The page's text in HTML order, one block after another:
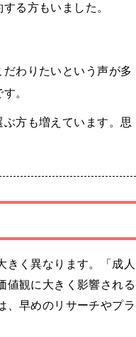
る方もいました。
だわりたいという声が多
。
方も増えています。思
きく異なります。「成人
値観に大きく影響される
、早めのリサーチやプラ